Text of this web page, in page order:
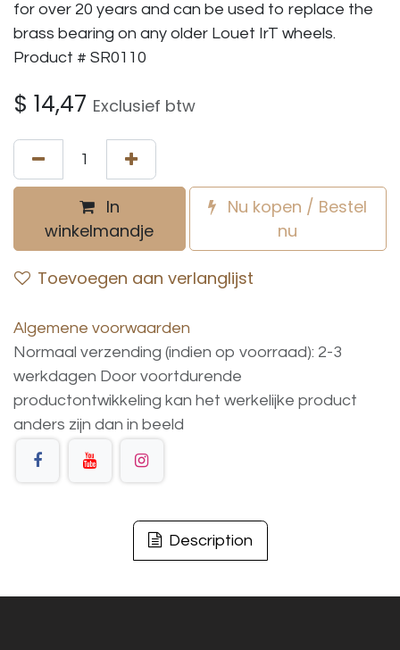
for over 20 years and can be used to replace the
brass bearing on any older Louet IrT wheels.
Product # SR0110
$ 14,47 Exclusief btw
In
winkelmandje
Nu kopen / Bestel
nu
Toevoegen aan verlanglijst
Algemene voorwaarden
Normaal verzending (indien op voorraad): 2-3
werkdagen Door voortdurende
productontwikkeling kan het werkelijke product
anders zijn dan in beeld
Description